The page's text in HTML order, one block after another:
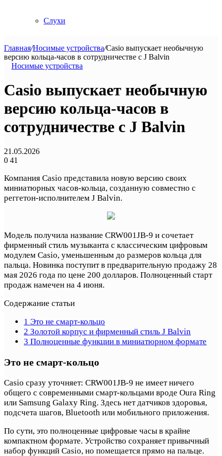
Слухи
Главная/Носимые устройства/Casio выпускает необычную
версию кольца-часов в сотрудничестве с J Balvin
Носимые устройства
Casio выпускает необычную
версию кольца-часов в
сотрудничестве с J Balvin
21.05.2026
0 41
Компания Casio представила новую версию своих
миниатюрных часов-кольца, созданную совместно с
реггетон-исполнителем J Balvin.
Модель получила название CRW001JB-9 и сочетает
фирменный стиль музыканта с классическим цифровым
модулем Casio, уменьшенным до размеров кольца для
пальца. Новинка поступит в предварительную продажу 28
мая 2026 года по цене 200 долларов. Полноценный старт
продаж намечен на 4 июня.
Содержание статьи
1 Это не смарт-кольцо
2 Золотой корпус и фирменный стиль J Balvin
3 Полноценные функции в миниатюрном формате
Это не смарт-кольцо
Casio сразу уточняет: CRW001JB-9 не имеет ничего
общего с современными смарт-кольцами вроде Oura Ring
или Samsung Galaxy Ring. Здесь нет датчиков здоровья,
подсчета шагов, Bluetooth или мобильного приложения.
По сути, это полноценные цифровые часы в крайне
компактном формате. Устройство сохраняет привычный
набор функций Casio, но помещается прямо на пальце.